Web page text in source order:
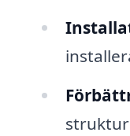
struktur